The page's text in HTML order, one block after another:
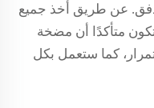
عن طريق أخذ جميع
متأكدًا أن مضخة
كما ستعمل بكل